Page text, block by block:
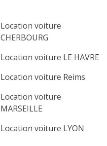
Location voiture
CHERBOURG
Location voiture LE HAVRE
Location voiture Reims
Location voiture
MARSEILLE
Location voiture LYON